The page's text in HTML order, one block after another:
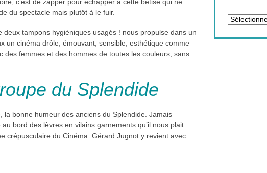
du spectacle mais plutôt à le fuir.
deux tampons hygiéniques usagés ! nous propulse dans un
un cinéma drôle, émouvant, sensible, esthétique comme
des femmes et des hommes de toutes les couleurs, sans
du Splendide
bonne humeur des anciens du Splendide. Jamais
bord des lèvres en vilains garnements qu’il nous plait
crépusculaire du Cinéma. Gérard Jugnot y revient avec
Archives